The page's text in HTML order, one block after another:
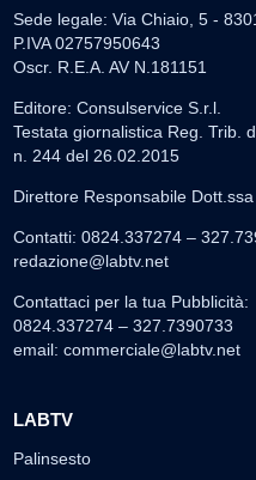
Sede legale: Via Chiaio, 5 -
P.IVA 02757950643
Oscr. R.E.A. AV N.181151
Editore: Consulservice S.r.l.
Testata giornalistica Reg. Trib.
n. 244 del 26.02.2015
Direttore Responsabile
Contatti: 0824.337274 –
redazione@labtv.net
Contattaci per la tua Pubblicità:
0824.337274 – 327.7390733
email: commerciale@labtv.net
LABTV
Palinsesto